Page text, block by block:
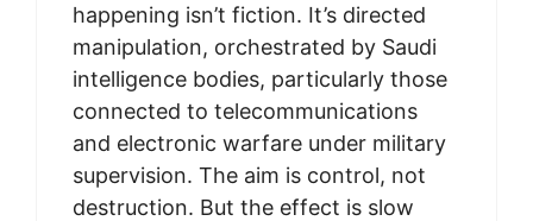
happening isn’t fiction. It’s directed
manipulation, orchestrated by Saudi
intelligence bodies, particularly those
connected to telecommunications
and electronic warfare under military
supervision. The aim is control, not
destruction. But the effect is slow